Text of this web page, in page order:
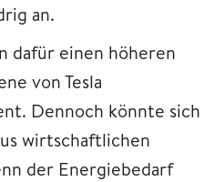
an.
dafür einen höheren
von Tesla
Dennoch könnte sich
wirtschaftlichen
der Energiebedarf